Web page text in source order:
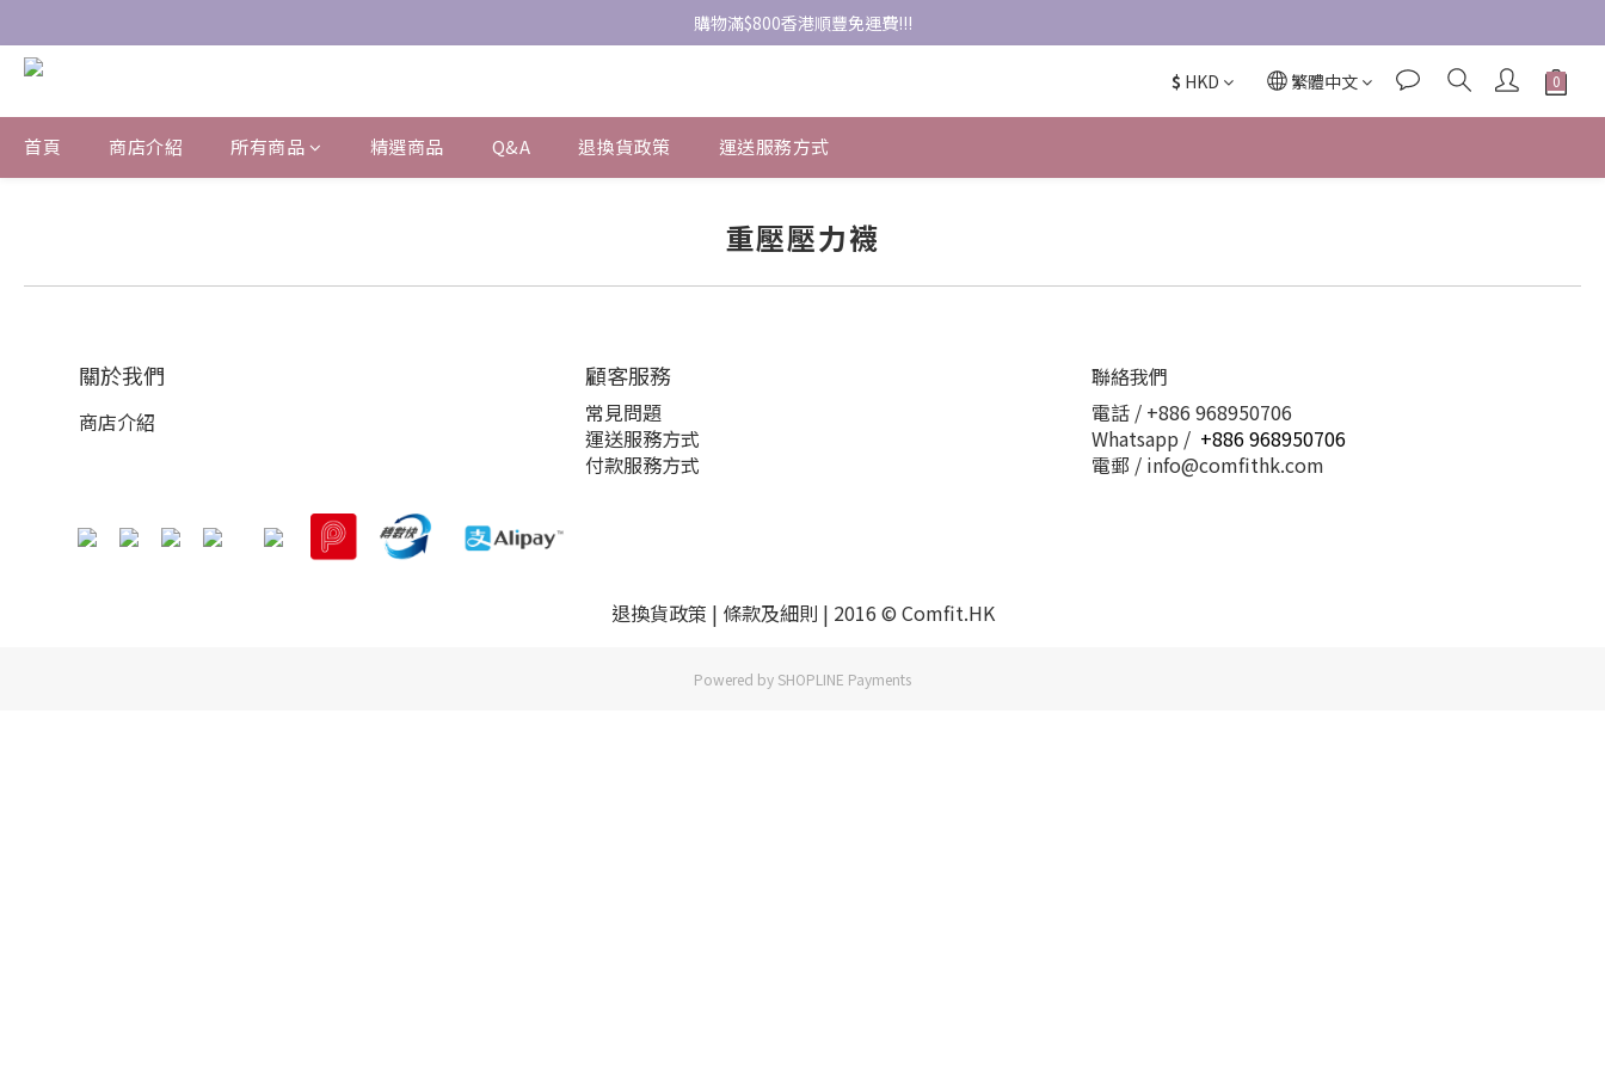
購物滿$800香港順豐免運費!!!
$ HKD 繁體中文
首頁 商店介紹 所有商品 精選商品 Q&A 退換貨政策 運送服務方式
重壓壓力襪
關於我們
商店介紹
顧客服務
常見問題
運送服務方式
付款服務方式
聯絡我們
電話 / +886 968950706
Whatsapp / +886 968950706
電郵 / info@comfithk.com
退換貨政策 | 條款及細則 | 2016 © Comfit.HK
Powered by SHOPLINE Payments